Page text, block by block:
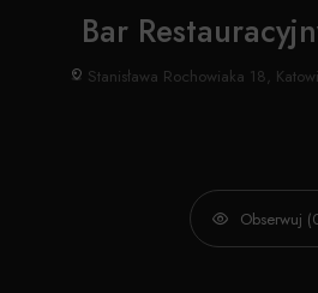
Bar
Stanisława Rochowiaka 18,
Obserwuj